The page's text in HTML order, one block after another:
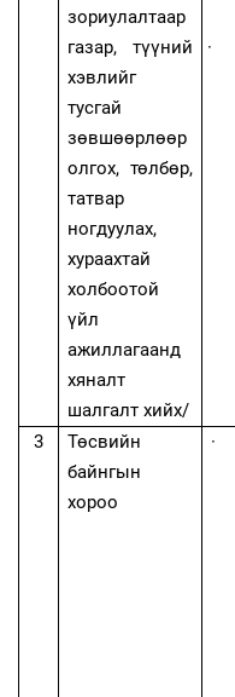
зориулалтаар
газар, түүний
хэвлийг
тусгай
зөвшөөрлөөр
олгох, төлбөр,
татвар
ногдуулах,
хураахтай
холбоотой
үйл
ажиллагаанд
хяналт
шалгалт хийх/
·
3
Төсвийн
байнгын
хороо
·